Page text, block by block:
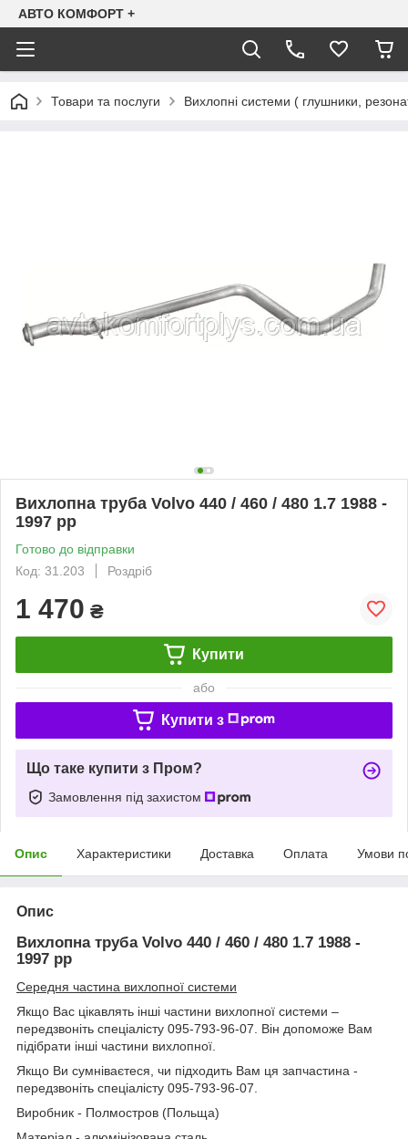
АВТО КОМФОРТ +
Товари та послуги Вихлопні системи ( глушники,
Вихлопна труба Volvo 440 / 460 / 480 1.7 1988 -
1997 рр
Готово до відправки
Код: 31.203
Роздріб
1 470 ₴
Купити
або
Купити з
Що таке купити з Пром?
Замовлення під захистом
Опис Характеристики Доставка Оплата Умови
Опис
Вихлопна труба Volvo 440 / 460 / 480 1.7 1988 -
1997 рр
Середня частина вихлопної системи
Якщо Вас цікавлять інші частини вихлопної системи –
передзвоніть спеціалісту 095-793-96-07. Він допоможе Вам
підібрати інші частини вихлопної.
Якщо Ви сумніваєтеся, чи підходить Вам ця запчастина -
передзвоніть спеціалісту 095-793-96-07.
Виробник - Полмостров (Польща)